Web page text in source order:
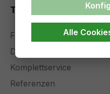
Themenseiten
Forschung und
Die Zukunft der
Komplettservice
Referenzen
Alle